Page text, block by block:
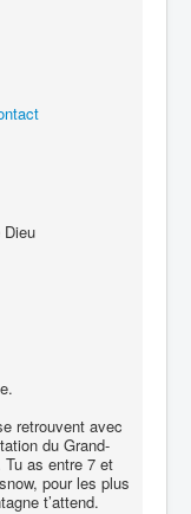
retrouvent avec
du Grand-
Tu as entre 7 et
pour les plus
t’attend.